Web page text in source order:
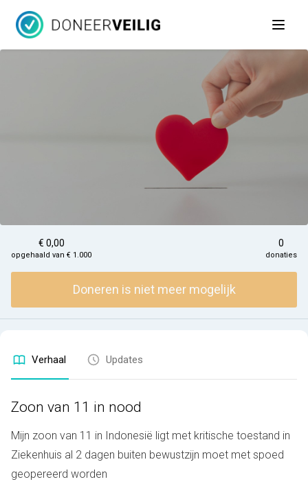
Open
€ 0,00
opgehaald van € 1.000
0
donaties
Doneren is niet meer mogelijk
Verhaal Updates
Zoon van 11 in nood
Mijn zoon van 11 in Indonesië ligt met kritische toestand in
Ziekenhuis al 2 dagen buiten bewustzijn moet met spoed
geopereerd worden